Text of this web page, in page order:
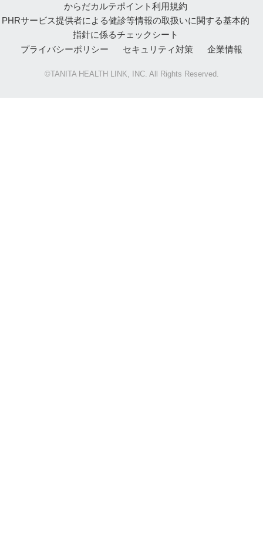
からだカルテポイント利用規約
PHRサービス提供者による健診等情報の取扱いに関する基本的
指針に係るチェックシート
プライバシーポリシー
セキュリティ対策 企業情報
©TANITA HEALTH LINK, INC. All Rights Reserved.